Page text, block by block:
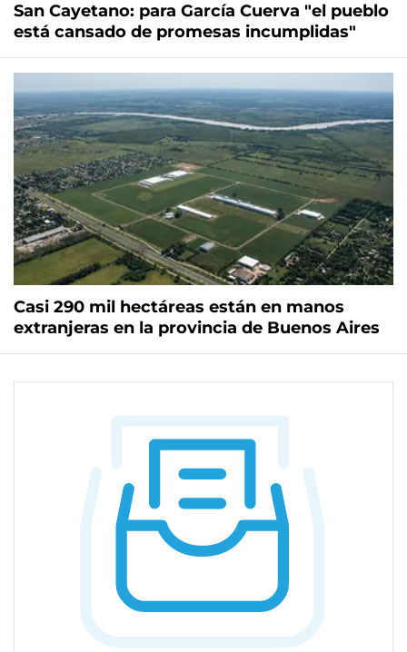
San Cayetano: para García Cuerva "el pueblo
está cansado de promesas incumplidas"
Casi 290 mil hectáreas están en manos
extranjeras en la provincia de Buenos Aires